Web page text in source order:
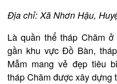
Địa chỉ: Xã Nhơn Hậu,
Là quần thể tháp Chăm
gần khu vực Đồ Bàn,
Mẫm mang vẻ đẹp tiêu
tháp Chăm được xây dựng